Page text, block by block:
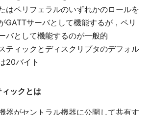
はペリフェラルのいずれかのロールを
GATTサーバとして機能するが，ペリ
バとして機能するのが一般的
ティックとディスクリプタのデフォル
20バイト
ックとは
器がセントラル機器に公開して共有す